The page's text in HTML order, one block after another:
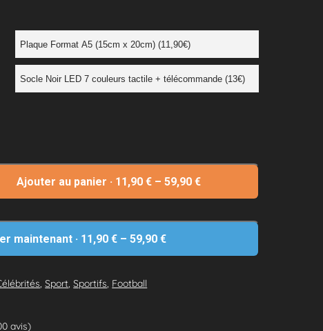
avis)
Ajouter au panier · 11,90€ –59,90€
maintenant · 11,90€ –59,90€
,Sport,Sportifs, Football